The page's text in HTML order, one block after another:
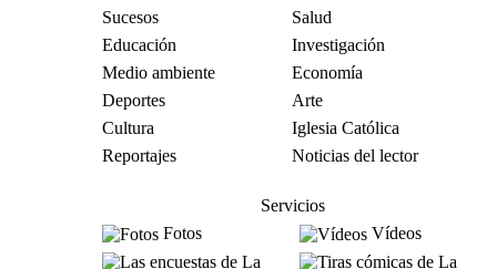
Sucesos
Salud
Educación
Investigación
Medio ambiente
Economía
Deportes
Arte
Cultura
Iglesia Católica
Reportajes
Noticias del lector
Servicios
Fotos
Vídeos